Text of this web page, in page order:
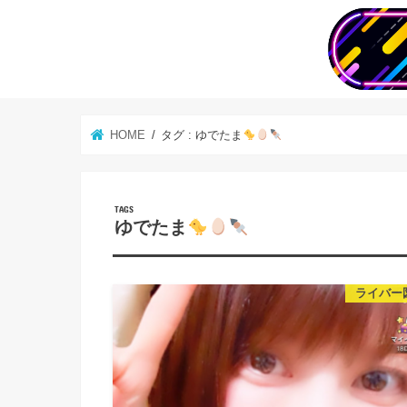
HOME タグ : ゆでたま
ゆでたま
ライバー